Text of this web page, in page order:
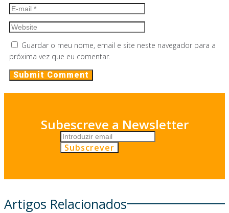
Guardar o meu nome, email e site neste navegador para a
próxima vez que eu comentar.
Subescreve a Newsletter
Subscrever
Artigos Relacionados